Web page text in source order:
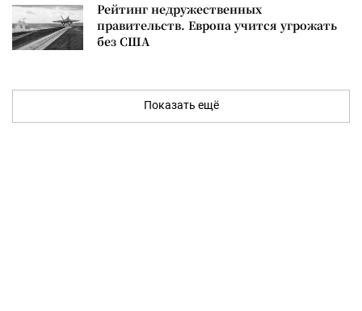
Рейтинг недружественных
правительств. Европа учится угрожать
без США
Показать ещё